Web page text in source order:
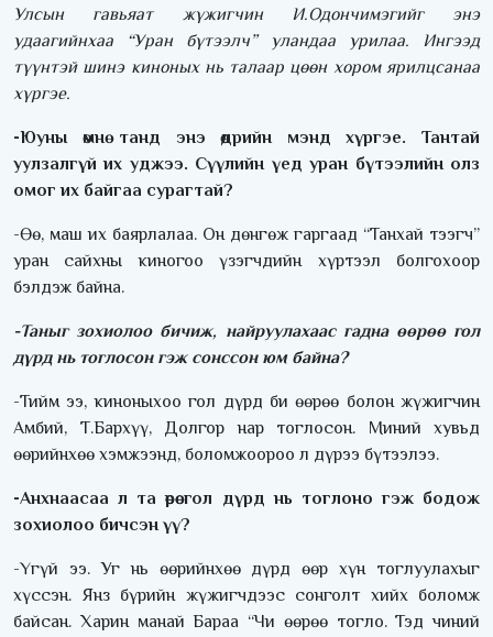
Улсын гавьяат жүжигчин И.Одончимэгийг энэ
удаагийнхаа “Уран бүтээлч” уландаа урилаа. Ингээд
түүнтэй шинэ киноных нь талаар цөөн хором ярилцсанаа
хүргэе.
-Юуны өмнө танд энэ өдрийн мэнд хүргэе. Тантай
уулзалгүй их уджээ. Сүүлийн үед уран бүтээлийн олз
омог их байгаа сурагтай?
-Өө, маш их баярлалаа. Он дөнгөж гаргаад “Танхай тээгч”
уран сайхны киногоо үзэгчдийн хүртээл болгохоор
бэлдэж байна.
-Таныг зохиолоо бичиж, найруулахаас гадна өөрөө гол
дүрд нь тоглосон гэж сонссон юм байна?
-Тийм ээ, киноныхоо гол дүрд би өөрөө болон жүжигчин
Амбий, Т.Бархүү, Долгор нар тоглосон. Миний хувьд
өөрийнхөө хэмжээнд, боломжоороо л дүрээ бүтээлээ.
-Анхнаасаа л та өөрөө гол дүрд нь тоглоно гэж бодож
зохиолоо бичсэн үү?
-Үгүй ээ. Уг нь өөрийнхөө дүрд өөр хүн тоглуулахыг
хүссэн. Янз бүрийн жүжигчдээс сонголт хийх боломж
байсан. Харин манай Бараа “Чи өөрөө тогло. Тэд чиний